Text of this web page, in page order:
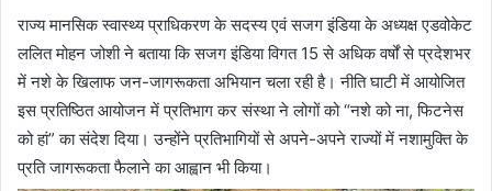
राज्य मानसिक स्वास्थ्य प्राधिकरण के सदस्य एवं सजग इंडिया के अध्यक्ष एडवोकेट
ललित मोहन जोशी ने बताया कि सजग इंडिया विगत 15 से अधिक वर्षों से प्रदेशभर
में नशे के खिलाफ जन-जागरूकता अभियान चला रही है। नीति घाटी में आयोजित
इस प्रतिष्ठित आयोजन में प्रतिभाग कर संस्था ने लोगों को “नशे को ना, फिटनेस
को हां” का संदेश दिया। उन्होंने प्रतिभागियों से अपने-अपने राज्यों में नशामुक्ति के
प्रति जागरूकता फैलाने का आह्वान भी किया।